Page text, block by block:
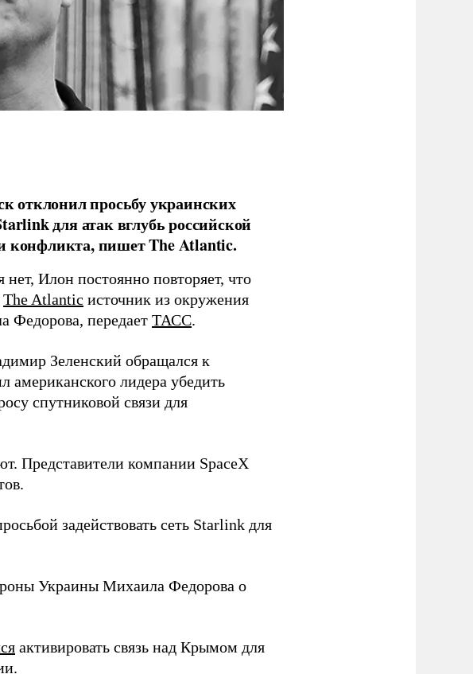
отклонил просьбу украинских
для атак вглубь российской
конфликта, пишет The Atlantic.
Илон постоянно повторяет, что
The Atlantic источник из окружения
Федорова, передает ТАСС.
Зеленский обращался к
лидера убедить
спутниковой связи для
Представители компании SpaceX
задействовать сеть Starlink для
Украины Михаила Федорова о
активировать связь над Крымом для